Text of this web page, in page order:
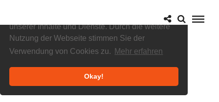
unserer Inhalte und Dienste. Durch die weitere
Nutzung der Webseite stimmen Sie der
Verwendung von Cookies zu.
Mehr erfahren
Okay!